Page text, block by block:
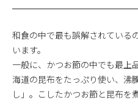
和食の中で最も誤解されている
います。
一般に、かつお節の中でも最上
海道の昆布をたっぷり使い、沸
し」。こしたかつお節と昆布を